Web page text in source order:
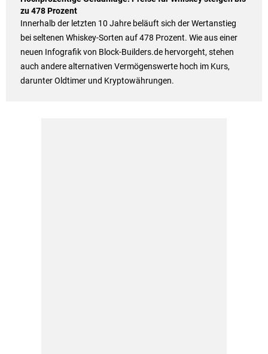
zu 478 Prozent
Innerhalb der letzten 10 Jahre beläuft sich der Wertanstieg
bei seltenen Whiskey-Sorten auf 478 Prozent. Wie aus einer
neuen Infografik von Block-Builders.de hervorgeht, stehen
auch andere alternativen Vermögenswerte hoch im Kurs,
darunter Oldtimer und Kryptowährungen.